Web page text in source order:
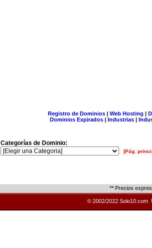
Registro de Dominios| Web Hosting |
Dominios Expirados | Industrias |
Categorías de Dominio:
[Pág.
** Precios
© 2002/2022 Solo10.com